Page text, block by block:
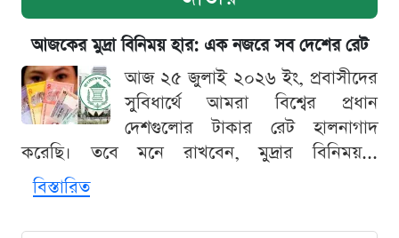
আজকের মুদ্রা বিনিময় হার: এক নজরে সব দেশের রেট
আজ ২৫ জুলাই ২০২৬ ইং, প্রবাসীদের
সুবিধার্থে আমরা বিশ্বের প্রধান
দেশগুলোর টাকার রেট হালনাগাদ
করেছি। তবে মনে রাখবেন, মুদ্রার বিনিময়...
বিস্তারিত